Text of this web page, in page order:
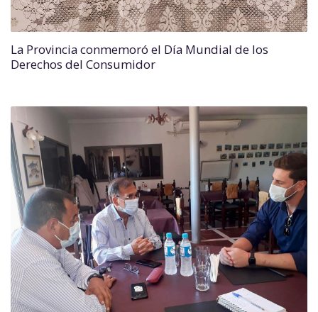
La Provincia conmemoró el Día Mundial de los
Derechos del Consumidor